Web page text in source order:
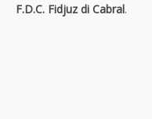
F.D.C. Fidjuz di Cabral.